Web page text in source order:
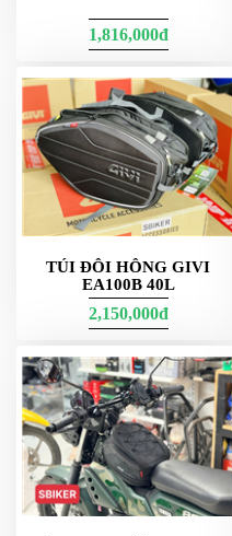
PKL
ĐỒ
CHƠI
PG1
PHỤ
KIỆN
YAMAHA
ZR
ĐỒ
CHƠI
XE
PHỤ
KIỆN
XSR
1,816,000đ
TÚI ĐÔI HÔNG GIVI
EA100B 40L
2,150,000đ